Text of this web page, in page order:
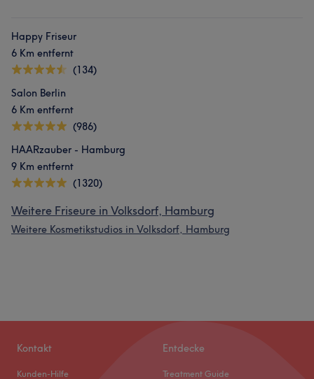
Happy Friseur
6 Km entfernt
(134)
Salon Berlin
6 Km entfernt
(986)
HAARzauber - Hamburg
9 Km entfernt
(1320)
Weitere Friseure in Volksdorf, Hamburg
Weitere Kosmetikstudios in Volksdorf, Hamburg
Kontakt
Kunden-Hilfe
Entdecke
Treatment Guide